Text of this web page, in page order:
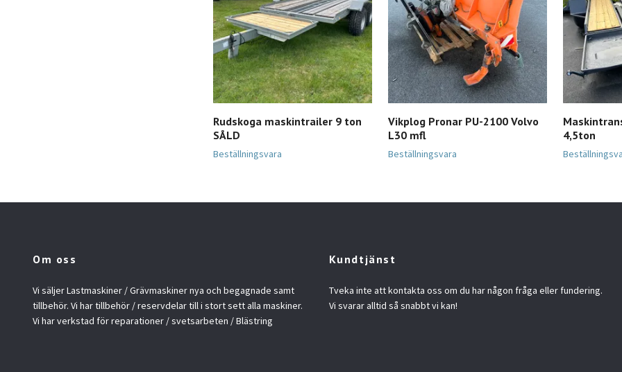
Rudskoga maskintrailer 9 ton
SÅLD
Beställningsvara
Vikplog Pronar PU-2100 Volvo
L30 mfl
Beställningsvara
4,5ton
Om oss
Vi säljer Lastmaskiner / Grävmaskiner nya och begagnade samt
tillbehör. Vi har tillbehör / reservdelar till i stort sett alla maskiner.
Vi har verkstad för reparationer / svetsarbeten / Blästring
Kundtjänst
Tveka inte att kontakta oss om du har någon fråga eller fundering.
Vi svarar alltid så snabbt vi kan!